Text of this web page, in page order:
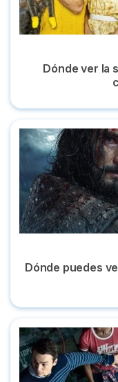
Dónde ver la
Dónde puedes ver la
Dónde puedes
Dónde ver la serie